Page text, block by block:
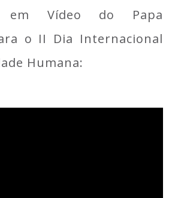
em Vídeo do Papa
o II Dia Internacional
Humana: